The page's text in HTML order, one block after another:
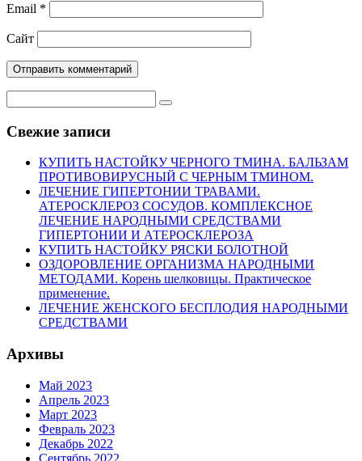
Email *
Сайт
Свежие записи
КУПИТЬ НАСТОЙКУ ЧЕРНОГО ТМИНА. БАЛЬЗАМ
ПРОТИВОВИРУСНЫЙ С ЧЕРНЫМ ТМИНОМ.
ЛЕЧЕНИЕ ГИПЕРТОНИИ ТРАВАМИ.
АТЕРОСКЛЕРОЗ СОСУДОВ. КОМПЛЕКСНОЕ
ЛЕЧЕНИЕ НАРОДНЫМИ СРЕДСТВАМИ
ГИПЕРТОНИИ И АТЕРОСКЛЕРОЗА
КУПИТЬ НАСТОЙКУ РЯСКИ БОЛОТНОЙ
ОЗДОРОВЛЕНИЕ ОРГАНИЗМА НАРОДНЫМИ
МЕТОДАМИ. Корень шелковицы. Практическое
применение.
ЛЕЧЕНИЕ ЖЕНСКОГО БЕСПЛОДИЯ НАРОДНЫМИ
СРЕДСТВАМИ
Архивы
Май 2023
Апрель 2023
Март 2023
Февраль 2023
Декабрь 2022
Сентябрь 2022